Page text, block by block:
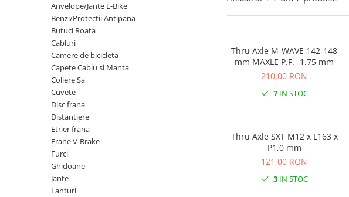
Cosuri pentru Biciclete
Pedale SPD
Accesorii Pedale
Borsete si Genti
Protectii Cadru
ZA Missinglink
Solutii Tubeless
Spacere/Axe Butuci/Rulmenti
Camere de bicicleta
Accesorii Camere
Capete Cablu si Manta
Accesorii Frane Hidraulice
Distantiere
Anvelope/Jante E-Bike
Benzi/Protectii Antipana
Butuci Roata
Cabluri
Camere de bicicleta
Capete Cablu si Manta
Coliere Șa
Cuvete
Disc frana
Distantiere
Etrier frana
Frane V-Brake
Furci
Ghidoane
Jante
Lanturi
Thru Axle M-WAVE 142-148
mm MAXLE P.F.- 1.75 mm
210,00 RON
7IN STOC
Thru Axle SXT M12 x L163 x
P1,0 mm
121,00 RON
3IN STOC